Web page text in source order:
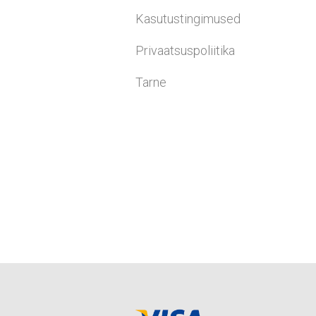
Kasutustingimused
Privaatsuspoliitika
Tarne